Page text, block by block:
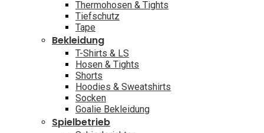
Thermohosen & Tights
Tiefschutz
Tape
Bekleidung
T-Shirts & LS
Hosen & Tights
Shorts
Hoodies & Sweatshirts
Socken
Goalie Bekleidung
Spielbetrieb